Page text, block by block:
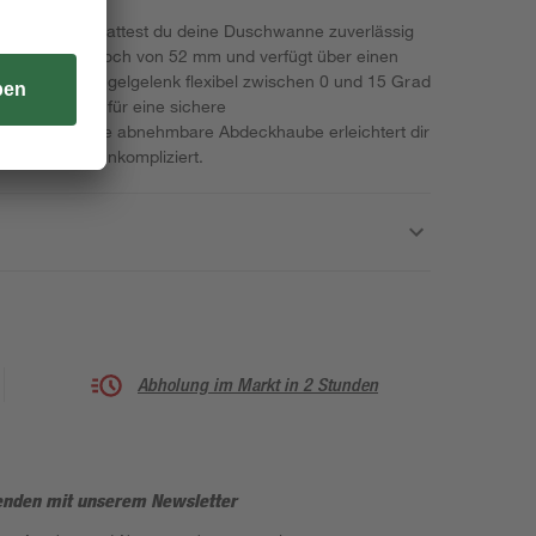
Ø 52 mm stattest du deine Duschwanne zuverlässig
Ablaufloch von 52 mm und verfügt über einen
sich dank Kugelgelenk flexibel zwischen 0 und 15 Grad
sorgt für eine sichere
EN 274. Die abnehmbare Abdeckhaube erleichtert dir
besonders unkompliziert.
Abholung im Markt in 2 Stunden
mit unserem Newsletter